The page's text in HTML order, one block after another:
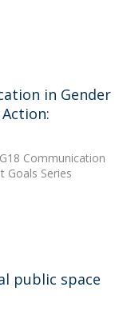
in Gender
Communication
Goals Series
public space